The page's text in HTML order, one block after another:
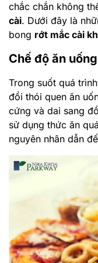
chắc chắn không
cài. Dưới đây là
bong rớt mắc cài
Chế độ ăn
Trong suốt quá
đổi thói quen ăn
cứng và dai sang
sử dụng thức ăn
nguyên nhân dẫn